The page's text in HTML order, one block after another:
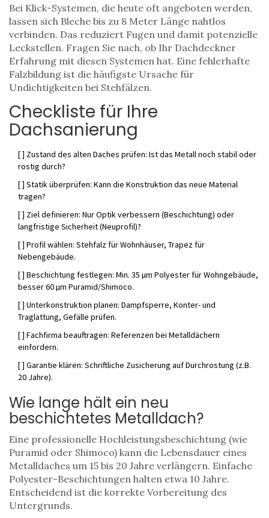
Bei Klick-Systemen, die heute oft angeboten werden,
lassen sich Bleche bis zu 8 Meter Länge nahtlos
verbinden. Das reduziert Fugen und damit potenzielle
Leckstellen. Fragen Sie nach, ob Ihr Dachdeckner
Erfahrung mit diesen Systemen hat. Eine fehlerhafte
Falzbildung ist die häufigste Ursache für
Undichtigkeiten bei Stehfälzen.
Checkliste für Ihre
Dachsanierung
[ ] Zustand des alten Daches prüfen: Ist das Metall noch stabil oder
rostig durch?
[ ] Statik überprüfen: Kann die Konstruktion das neue Material
tragen?
[ ] Ziel definieren: Nur Optik verbessern (Beschichtung) oder
langfristige Sicherheit (Neuprofil)?
[ ] Profil wählen: Stehfalz für Wohnhäuser, Trapez für
Nebengebäude.
[ ] Beschichtung festlegen: Min. 35 µm Polyester für Wohngebäude,
besser 60 µm Puramid/Shimoco.
[ ] Unterkonstruktion planen: Dampfsperre, Konter- und
Traglattung, Gefälle prüfen.
[ ] Fachfirma beauftragen: Referenzen bei Metalldächern
einfordern.
[ ] Garantie klären: Schriftliche Zusicherung auf Durchrostung (z.B.
20 Jahre).
Wie lange hält ein neu
beschichtetes Metalldach?
Eine professionelle Hochleistungsbeschichtung (wie
Puramid oder Shimoco) kann die Lebensdauer eines
Metalldaches um 15 bis 20 Jahre verlängern. Einfache
Polyester-Beschichtungen halten etwa 10 Jahre.
Entscheidend ist die korrekte Vorbereitung des
Untergrunds.